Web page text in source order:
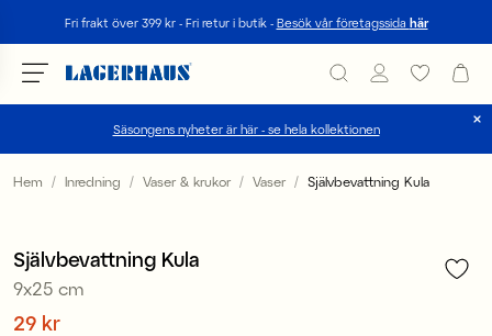
Fri frakt över 399 kr - Fri retur i butik - Besök vår företagssida här
Säsongens nyheter är här - se hela kollektionen
Välj språk / valuta
FI / EUR
Hem Inredning Vaser & krukor Vaser Självbevattning Kula
Självbevattning Kula
9x25 cm
Pris:29 kr
29 kr